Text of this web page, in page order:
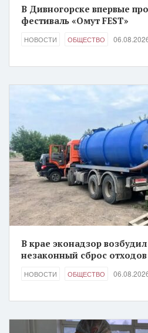
В Дивногорске впервые
фестиваль «Омут FEST»
НОВОСТИ ОБЩЕСТВО
В крае эконадзор возбудил
незаконный сброс отходов
НОВОСТИ ОБЩЕСТВО